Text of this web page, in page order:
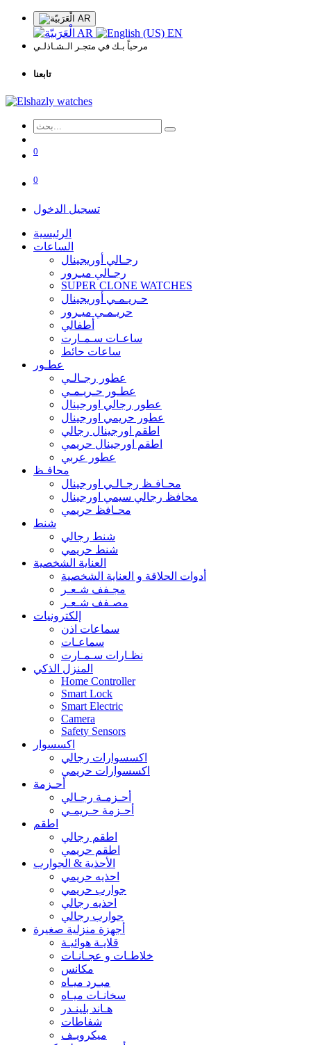
AR
AR EN
مرحباً بـك في متجـر الـشـاذلـي
تابعنا
0
0
تسجيل الدخول
الرئيسية
الساعات
رجـالي أوريجينال
رجـالي ميـرور
SUPER CLONE WATCHES
حـريـمـي أوريجينال
حريـمـي ميـرور
أطفالي
ساعـات سـمـارت
ساعات حائط
عطـور
عطور رجـالـي
عطـور حـريـمـي
عطور رجالي اورجينال
عطور حريمي اورجينال
اطقم اورجينال رجالي
اطقم اورجينال حريمي
عطور عربي
محافـظ
محـافـظ رجـالـي اورجينال
محافظ رجالي سيمي اورجينال
محـافظ حريمي
شنط
شنط رجالي
شنط حريمي
العناية الشخصية
أدوات الحلاقة و العناية الشخصية
مجـفف شـعـر
مصـفف شـعـر
إلكترونيات
سماعات اذن
سماعـات
نظـارات سـمـارت
المنزل الذكي
Home Controller
Smart Lock
Smart Electric
Camera
Safety Sensors
اكسسوار
اكسسوارات رجالي
اكسسوارات حريمي
أحـزمة
أحـزمـة رجـالي
أحـزمة حـريمـي
اطقم
اطقم رجالي
اطقم حريمي
الأحذية & الجوارب
احذيه حريمي
جوارب حريمي
احذيه رجالي
جوارب رجالي
أجهزة منزلية صغيرة
قلايـة هوائيـة
خلاطـات و عجـانـات
مكانس
مبـرد ميـاه
سخانـات ميـاه
هـاند بلينـدر
شفاطات
ميكرويـف